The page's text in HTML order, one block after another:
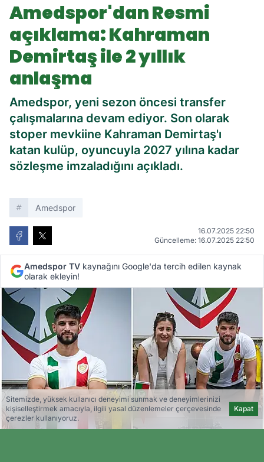
Amedspor'dan Resmi
açıklama: Kahraman
Demirtaş ile 2 yıllık
anlaşma
Amedspor, yeni sezon öncesi transfer
çalışmalarına devam ediyor. Son olarak
stoper mevkiine Kahraman Demirtaş'ı
katan kulüp, oyuncuyla 2027 yılına kadar
sözleşme imzaladığını açıkladı.
Amedspor
16.07.2025 22:50
Güncelleme: 16.07.2025 22:50
Amedspor TV kaynağını Google'da tercih edilen kaynak
olarak ekleyin!
Sitemizde, yüksek kullanıcı deneyimi sunmak ve deneyimlerinizi
kişiselleştirmek amacıyla, ilgili yasal düzenlemeler çerçevesinde
çerezler kullanıyoruz.
Kapat